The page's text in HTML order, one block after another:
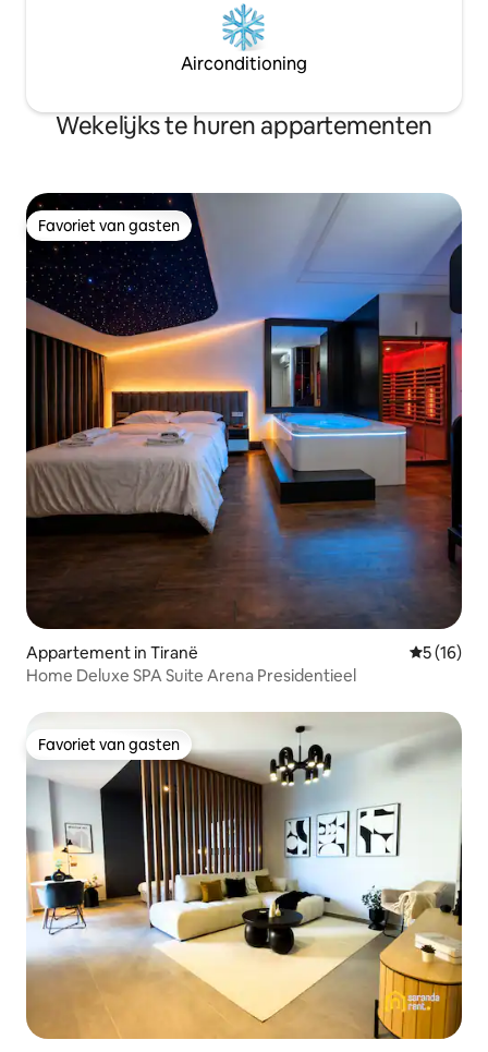
Airconditioning
Wekelijks te huren appartementen
Favoriet van gasten
Favoriet van gasten
Appartement in Tiranë
5 (16)
Home Deluxe SPA Suite Arena Presidentieel
Favoriet van gasten
Favoriet van gasten